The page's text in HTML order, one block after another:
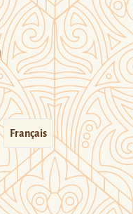
Français